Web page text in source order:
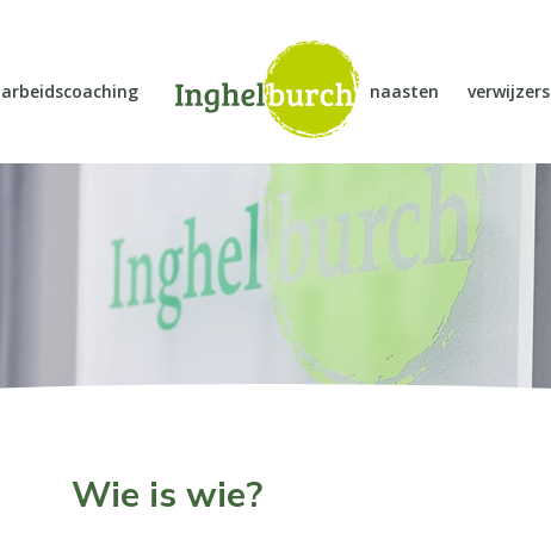
arbeidscoaching naasten verwijzers
Wie is wie?